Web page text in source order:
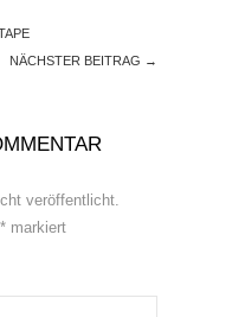
NÄCHSTER BEITRAG →
veröffentlicht.
* markiert